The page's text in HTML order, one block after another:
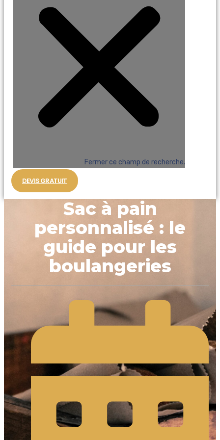
Fermer ce champ de recherche.
DEVIS GRATUIT
Sac à pain
personnalisé : le
guide pour les
boulangeries